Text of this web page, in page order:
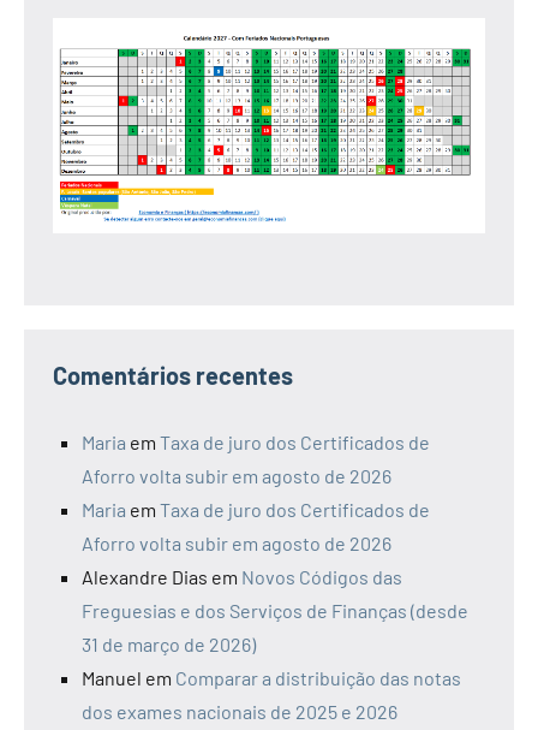
Comentários recentes
Maria em Taxa de juro dos Certificados de
Aforro volta subir em agosto de 2026
Maria em Taxa de juro dos Certificados de
Aforro volta subir em agosto de 2026
Alexandre Dias em Novos Códigos das
Freguesias e dos Serviços de Finanças (desde
31 de março de 2026)
Manuel em Comparar a distribuição das notas
dos exames nacionais de 2025 e 2026